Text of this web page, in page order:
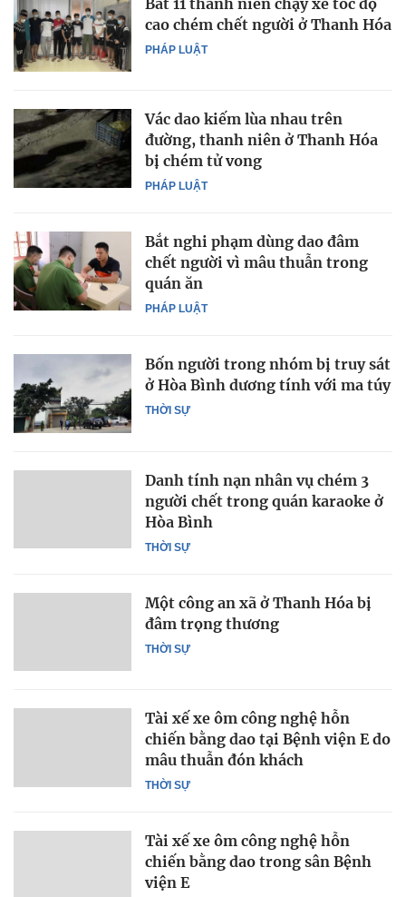
PHÁP LUẬT
cao chém chết người ở Thanh Hóa
PHÁP LUẬT
Vác dao kiếm lùa nhau trên
đường, thanh niên ở Thanh Hóa
bị chém tử vong
PHÁP LUẬT
Bắt nghi phạm dùng dao đâm
chết người vì mâu thuẫn trong
quán ăn
THỜI SỰ
Bốn người trong nhóm bị truy sát
ở Hòa Bình dương tính với ma túy
THỜI SỰ
Danh tính nạn nhân vụ chém 3
người chết trong quán karaoke ở
Hòa Bình
THỜI SỰ
Một công an xã ở Thanh Hóa bị
đâm trọng thương
THỜI SỰ
Tài xế xe ôm công nghệ hỗn
chiến bằng dao tại Bệnh viện E do
mâu thuẫn đón khách
Tài xế xe ôm công nghệ hỗn
chiến bằng dao trong sân Bệnh
viện E